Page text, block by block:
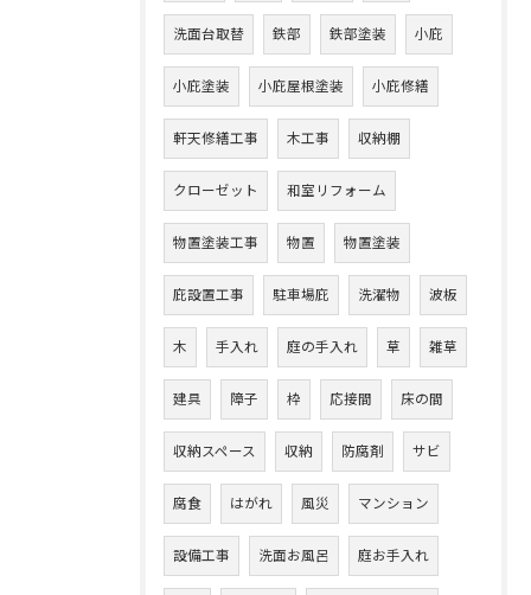
洗面台取替 鉄部 鉄部塗装 小庇
小庇塗装 小庇屋根塗装 小庇修繕
軒天修繕工事 木工事 収納棚
クローゼット 和室リフォーム
物置塗装工事 物置 物置塗装
庇設置工事 駐車場庇 洗濯物 波板
木 手入れ 庭の手入れ 草 雑草
建具 障子 枠 応接間 床の間
収納スペース 収納 防腐剤 サビ
腐食 はがれ 風災 マンション
設備工事 洗面お風呂 庭お手入れ